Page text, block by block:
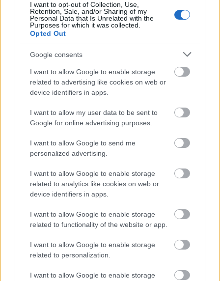
I want to opt-out of Collection, Use,
Retention, Sale, and/or Sharing of my
Personal Data that Is Unrelated with the
Purposes for which it was collected.
Opted Out
Google consents
I want to allow Google to enable storage
related to advertising like cookies on web or
device identifiers in apps.
I want to allow my user data to be sent to
Google for online advertising purposes.
I want to allow Google to send me
personalized advertising.
I want to allow Google to enable storage
related to analytics like cookies on web or
device identifiers in apps.
I want to allow Google to enable storage
related to functionality of the website or app.
I want to allow Google to enable storage
related to personalization.
I want to allow Google to enable storage
Travel News
Το Άμστερνταμ βάζει τέλος στην Airbnb, στο κέντρο της
πόλης!
Το Άμστερνταμ ανακοίνωσε ότι σκοπεύει να απαγορεύσει την ενοικίαση
σπιτιών μέσω Airbnb, σε τρεις...
Άμστερνταμ
Τα καλύτερα value for money ξενοδοχεία στο Άμστερνταμ!
Είναι γνωστό ότι το Άμστερνταμ δεν πρόκειται για έναν από τους πιο
οικονομικούς προορισμούς...